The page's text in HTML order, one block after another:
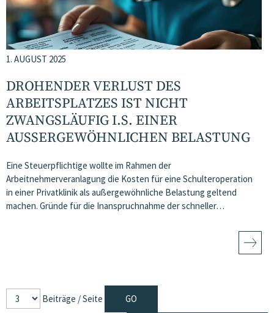
1. AUGUST 2025
DROHENDER VERLUST DES
ARBEITSPLATZES IST NICHT
ZWANGSLÄUFIG I.S. EINER
AUSSERGEWÖHNLICHEN BELASTUNG
Eine Steuerpflichtige wollte im Rahmen der
Arbeitnehmerveranlagung die Kosten für eine Schulteroperation
in einer Privatklinik als außergewöhnliche Belastung geltend
machen. Gründe für die Inanspruchnahme der schneller…
Beiträge / Seite